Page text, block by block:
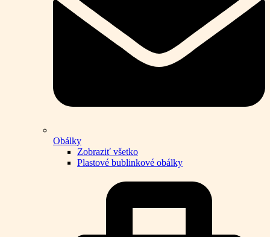
Obálky
Zobraziť všetko
Plastové bublinkové obálky